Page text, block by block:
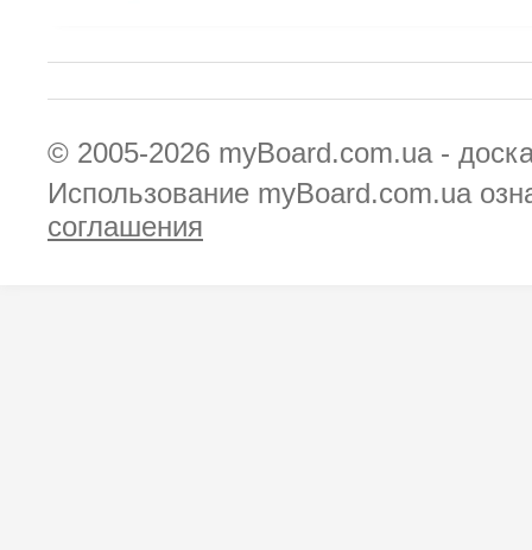
© 2005-2026 myBoard.com.ua -
Использование myBoard.com.ua
соглашения